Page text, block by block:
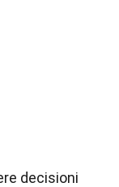
decisioni